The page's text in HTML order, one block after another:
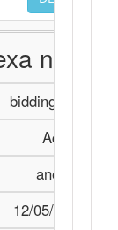
Achiziție
anexa nr.5
12/05/2026